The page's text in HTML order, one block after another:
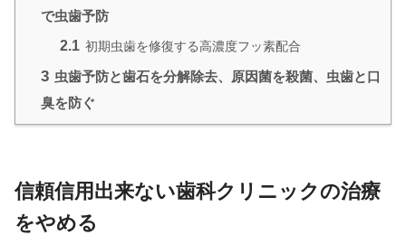
で虫歯予防
2.1 初期虫歯を修復する高濃度フッ素配合
3 虫歯予防と歯石を分解除去、原因菌を殺菌、虫歯と口
臭を防ぐ
信頼信用出来ない歯科クリニックの治療
をやめる